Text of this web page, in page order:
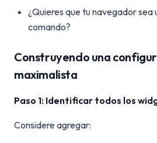
¿Quieres que tu navegador sea
comando?
Construyendo una
maximalista
Paso 1: Identificar todos los
Considere agregar: